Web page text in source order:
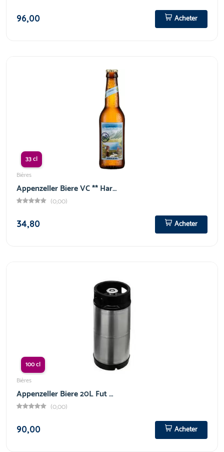
96,00
Acheter
33 cl
Bières
Appenzeller Biere VC ** Har…
(0,00)
34,80
Acheter
100 cl
Bières
Appenzeller Biere 20L Fut …
(0,00)
90,00
Acheter